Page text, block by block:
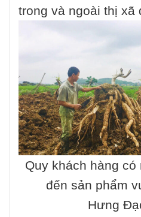
trong và ngoài thị
Quy khách hàng có
đến sản phẩm
Hưng